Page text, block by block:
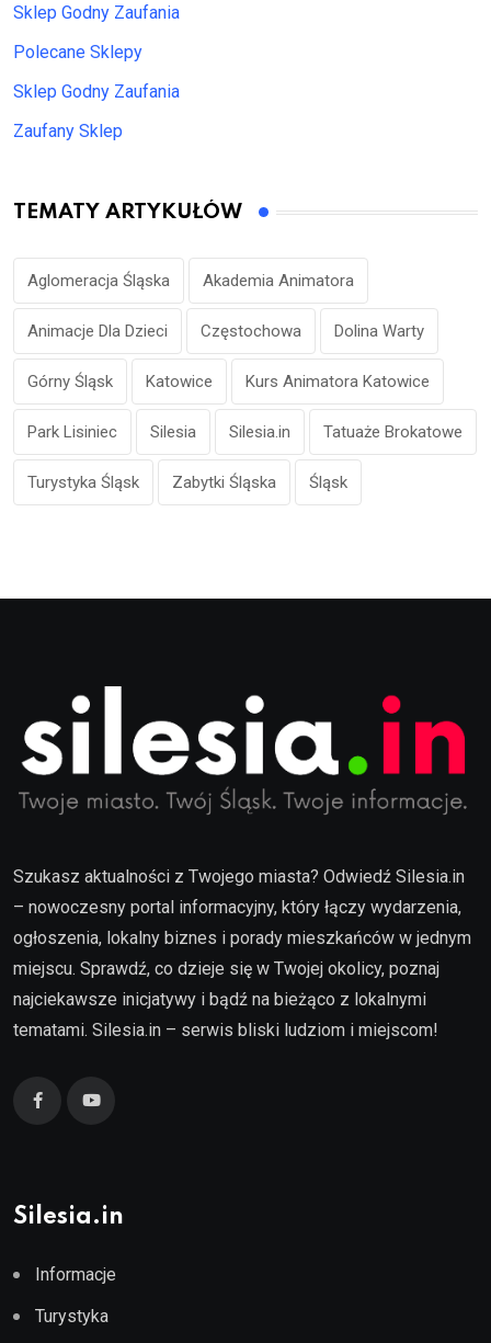
Sklep Godny Zaufania
Polecane Sklepy
Sklep Godny Zaufania
Zaufany Sklep
TEMATY ARTYKUŁÓW
Aglomeracja Śląska Akademia Animatora
Animacje Dla Dzieci Częstochowa Dolina Warty
Górny Śląsk Katowice Kurs Animatora Katowice
Park Lisiniec Silesia Silesia.in Tatuaże Brokatowe
Turystyka Śląsk Zabytki Śląska Śląsk
Szukasz aktualności z Twojego miasta? Odwiedź Silesia.in
– nowoczesny portal informacyjny, który łączy wydarzenia,
ogłoszenia, lokalny biznes i porady mieszkańców w jednym
miejscu. Sprawdź, co dzieje się w Twojej okolicy, poznaj
najciekawsze inicjatywy i bądź na bieżąco z lokalnymi
tematami. Silesia.in – serwis bliski ludziom i miejscom!
Silesia.in
Informacje
Turystyka